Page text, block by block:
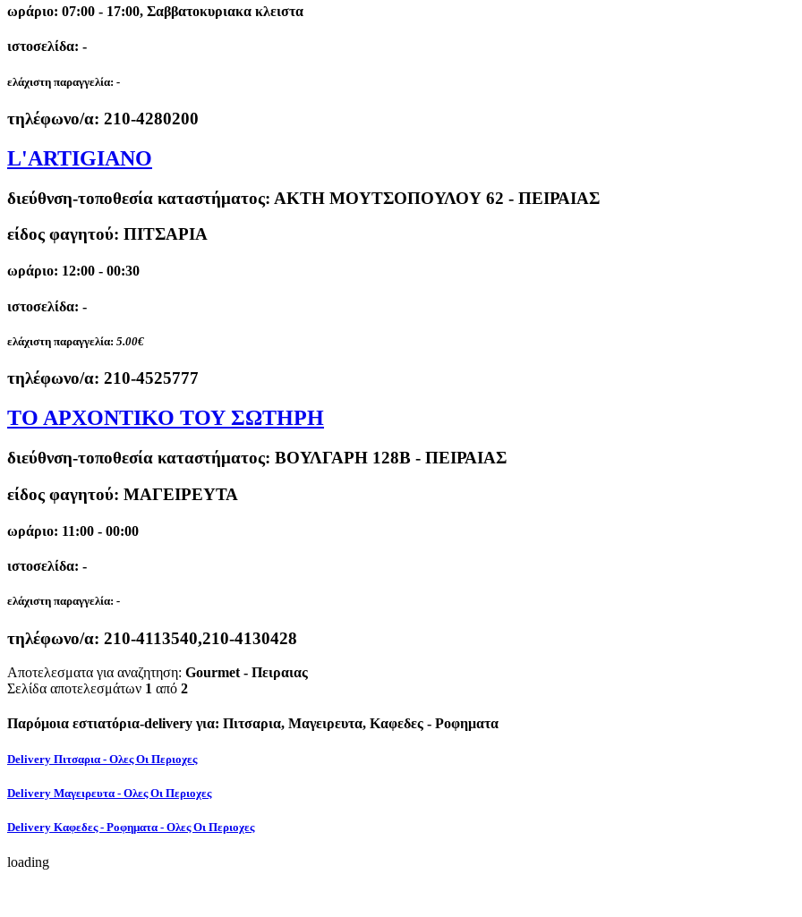
ωράριο: 07:00 - 17:00, Σαββατοκυριακα κλειστα
ιστοσελίδα: -
ελάχιστη παραγγελία: -
τηλέφωνο/α: 210-4280200
L'ARTIGIANO
διεύθνση-τοποθεσία καταστήματος: ΑΚΤΗ ΜΟΥΤΣΟΠΟΥΛΟΥ 62 - ΠΕΙΡΑΙΑΣ
είδος φαγητού: ΠΙΤΣΑΡΙΑ
ωράριο: 12:00 - 00:30
ιστοσελίδα: -
ελάχιστη παραγγελία: 5.00€
τηλέφωνο/α: 210-4525777
ΤΟ ΑΡΧΟΝΤΙΚΟ ΤΟΥ ΣΩΤΗΡΗ
διεύθνση-τοποθεσία καταστήματος: ΒΟΥΛΓΑΡΗ 128Β - ΠΕΙΡΑΙΑΣ
είδος φαγητού: ΜΑΓΕΙΡΕΥΤΑ
ωράριο: 11:00 - 00:00
ιστοσελίδα: -
ελάχιστη παραγγελία: -
τηλέφωνο/α: 210-4113540,210-4130428
Αποτελεσματα για αναζητηση: Gourmet - Πειραιας
Σελίδα αποτελεσμάτων 1 από 2
Παρόμοια εστιατόρια-delivery για: Πιτσαρια, Μαγειρευτα, Καφεδες - Ροφηματα
Delivery Πιτσαρια - Ολες Οι Περιοχες
Delivery Μαγειρευτα - Ολες Οι Περιοχες
Delivery Καφεδες - Ροφηματα - Ολες Οι Περιοχες
loading